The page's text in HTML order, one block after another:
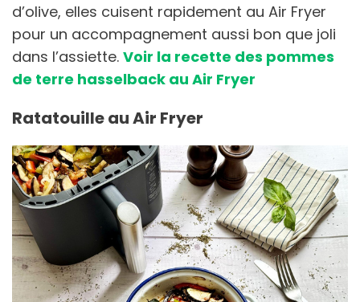
d’olive, elles cuisent rapidement au Air Fryer
pour un accompagnement aussi bon que joli
dans l’assiette. Voir la recette des pommes
de terre hasselback au Air Fryer
Ratatouille au Air Fryer